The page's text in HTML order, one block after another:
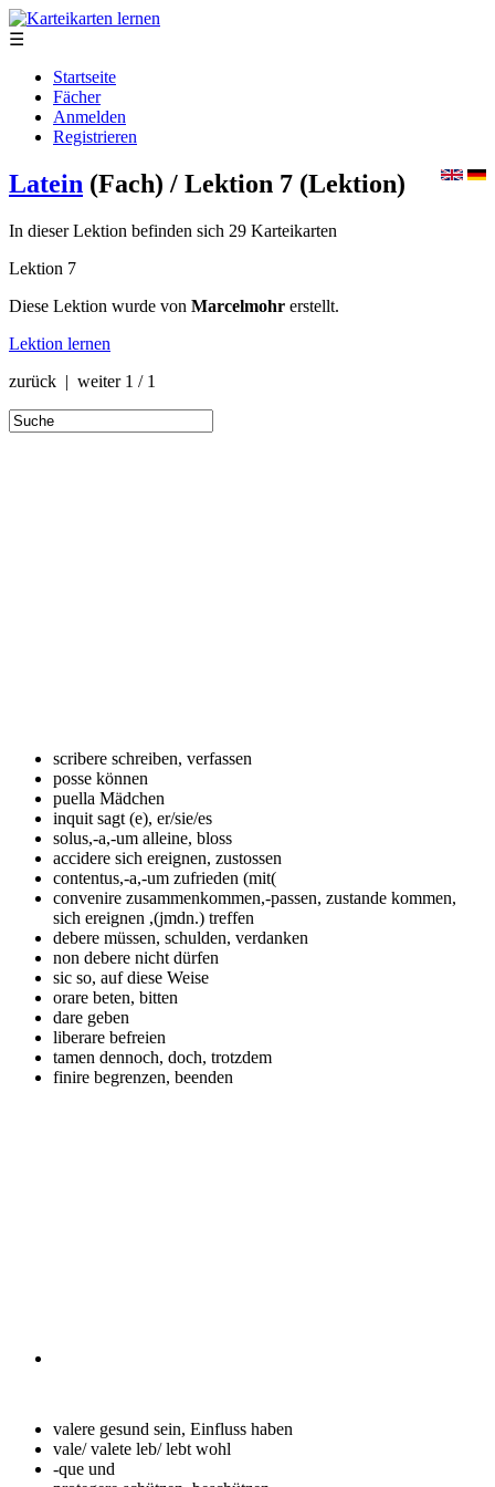
☰
Startseite
Fächer
Anmelden
Registrieren
Latein (Fach) / Lektion 7 (Lektion)
In dieser Lektion befinden sich 29 Karteikarten
Lektion 7
Diese Lektion wurde von Marcelmohr erstellt.
Lektion lernen
zurück | weiter 1 / 1
scribere schreiben, verfassen
posse können
puella Mädchen
inquit sagt (e), er/sie/es
solus,-a,-um alleine, bloss
accidere sich ereignen, zustossen
contentus,-a,-um zufrieden (mit(
convenire zusammenkommen,-passen, zustande kommen,
sich ereignen ,(jmdn.) treffen
debere müssen, schulden, verdanken
non debere nicht dürfen
sic so, auf diese Weise
orare beten, bitten
dare geben
liberare befreien
tamen dennoch, doch, trotzdem
finire begrenzen, beenden
valere gesund sein, Einfluss haben
vale/ valete leb/ lebt wohl
-que und